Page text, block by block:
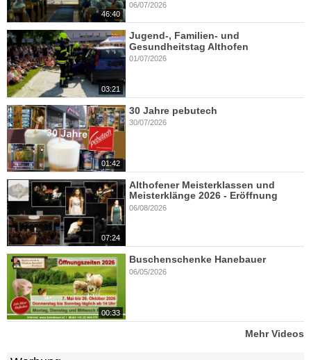
46:40
06/07/2026
03:21
Jugend-, Familien- und
Gesundheitstag Althofen
01/07/2026
01:42
30 Jahre pebutech
30/07/2026
07:24
Althofener Meisterklassen und
Meisterklänge 2026 - Eröffnung
06/08/2026
00:33
Buschenschenke Hanebauer
06/05/2026
Mehr Videos